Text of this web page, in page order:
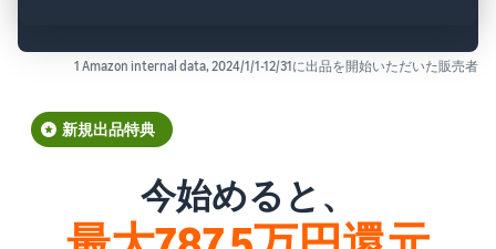
1 Amazon internal data, 2024/1/1-12/31に出品を開始いただいた販売者
新規出品特典
今始めると、